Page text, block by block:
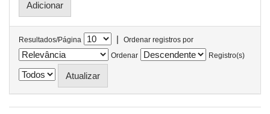
Resultados/Página |
Ordenar registros por
Ordenar
Registro(s)